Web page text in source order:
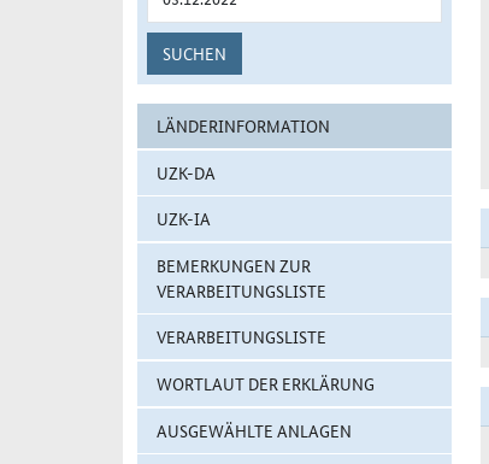
SUCHEN
LÄNDERINFORMATION
UZK-DA
UZK-IA
BEMERKUNGEN ZUR
VERARBEITUNGSLISTE
VERARBEITUNGSLISTE
WORTLAUT DER ERKLÄRUNG
AUSGEWÄHLTE ANLAGEN